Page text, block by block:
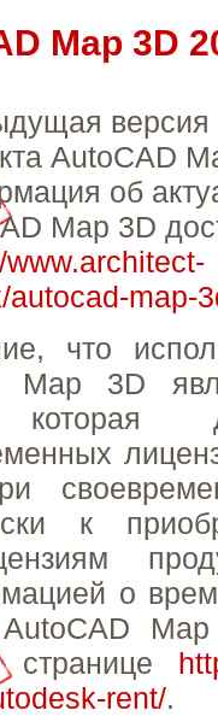
Map 3D
версия
AutoCAD
об
Map 3D
map-
что
Map 3D
которая
к
о
странице
rent/.